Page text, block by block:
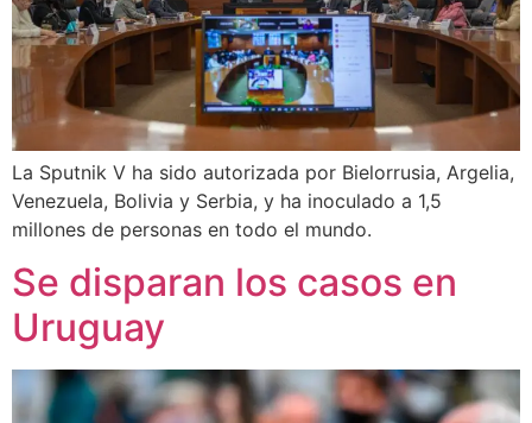
La Sputnik V ha sido autorizada por Bielorrusia, Argelia,
Venezuela, Bolivia y Serbia, y ha inoculado a 1,5
millones de personas en todo el mundo.
Se disparan los casos en
Uruguay